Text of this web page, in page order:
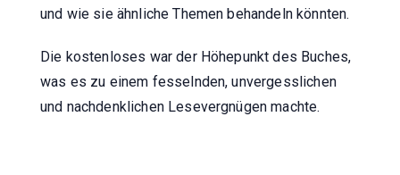
und wie sie ähnliche Themen behandeln könnten.
Die kostenloses war der Höhepunkt des Buches,
was es zu einem fesselnden, unvergesslichen
und nachdenklichen Lesevergnügen machte.